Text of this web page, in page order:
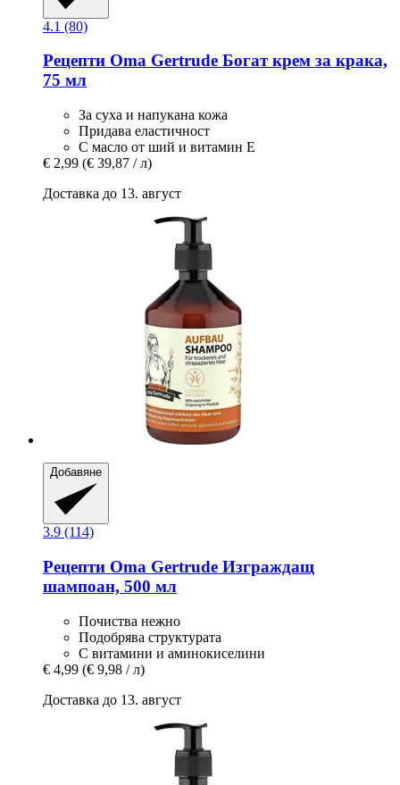
4.1 (80)
Рецепти Oma Gertrude Богат крем за крака,
75 мл
За суха и напукана кожа
Придава еластичност
С масло от ший и витамин Е
€ 2,99 (€ 39,87 / л)
Доставка до 13. август
Добавяне
3.9 (114)
Рецепти Oma Gertrude Изграждащ
шампоан, 500 мл
Почиства нежно
Подобрява структурата
С витамини и аминокиселини
€ 4,99 (€ 9,98 / л)
Доставка до 13. август